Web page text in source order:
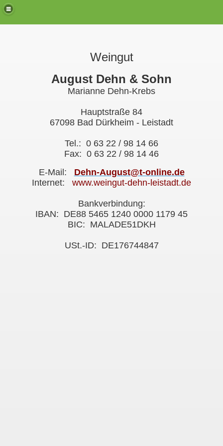
Weingut
August Dehn & Sohn
Marianne Dehn-Krebs
Hauptstraße 84
67098 Bad Dürkheim - Leistadt
Tel.: 0 63 22 / 98 14 66
Fax: 0 63 22 / 98 14 46
E-Mail: Dehn-August@t-online.de
Internet: www.weingut-dehn-leistadt.de
Bankverbindung:
IBAN: DE88 5465 1240 0000 1179 45
BIC: MALADE51DKH
USt.-ID: DE176744847